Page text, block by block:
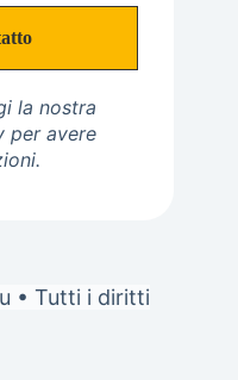
la nostra
per avere
• Tutti i diritti